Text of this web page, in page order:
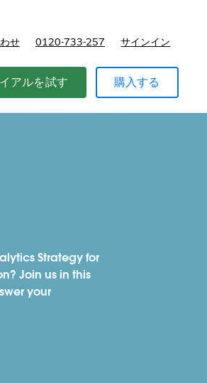
せ 0120-733-257 サインイン
アルを試す 購入する
Strategy for
Join us in this
your